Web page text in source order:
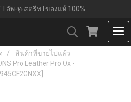
l อัพ-ทู-สตรีท l ของแท้ 100%
สินค้าที่ขายไปแล้ว
Pro Leather Pro Ox -